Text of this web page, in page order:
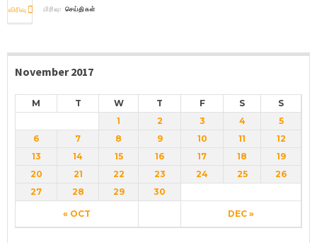
விரிவு பிரிவு: செய்திகள்
November 2017
M T W T F S S
« OCT DEC »
1 2 3 4
5
6
7 8 9 10 11
12
13
14 15 16 17 18
19
20
21 22 23 24 25
26
27
28 29 30